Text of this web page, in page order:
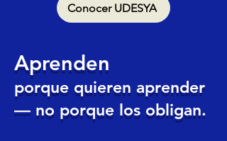
Conocer UDESYA
Aprenden
porque quieren aprender
— no porque los obligan.